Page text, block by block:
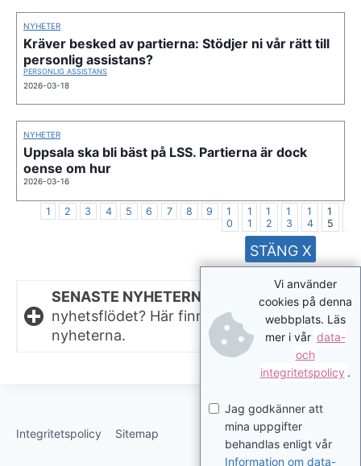
NYHETER
Kräver besked av partierna: Stödjer ni vår rätt till
personlig assistans?
PERSONLIG ASSISTANS
2026-03-18
NYHETER
Uppsala ska bli bäst på LSS. Partierna är dock
oense om hur
2026-03-16
1 2 3 4 5 6 7 8 9
1
0
1
1
1
2
1
3
1
4
1
5
SENASTE NYHETERNA.
Missat något i
nyhetsflödet? Här finns de senaste
nyheterna.
Integritetspolicy Sitemap
Vi använder
cookies på denna
webbplats. Läs
mer i vår data-
och
integritetspolicy .
Jag godkänner att
mina uppgifter
behandlas enligt vår
Information om data-
STÄNG X